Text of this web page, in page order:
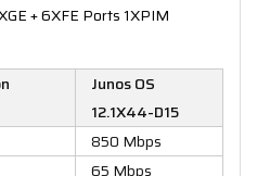
+ 6XFE Ports 1XPIM
Junos OS
12.1X44-D15
850 Mbps
65 Mbps